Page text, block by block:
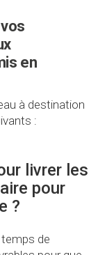
en
à destination
:
livrer les
pour
?
de